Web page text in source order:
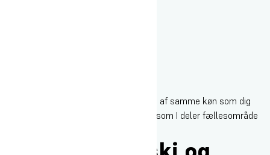
Du bor sammen med én anden person - af samme køn som dig
selv. I bor på en gang med 16 værelser, som I deler fællesområde